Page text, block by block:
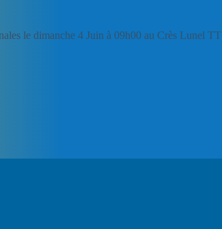
le dimanche 4 Juin à 09h00 au Crès Lunel TT